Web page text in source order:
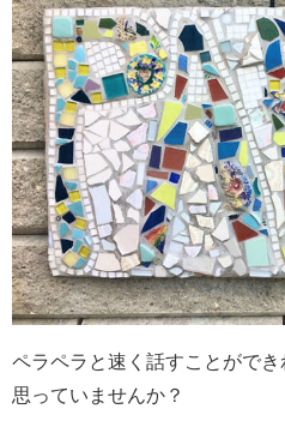
ペラペラと速く話すことがで
思っていませんか？